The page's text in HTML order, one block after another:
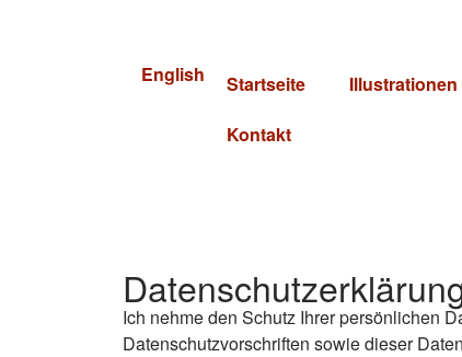
English Startseite Illustrationen
Kontakt
Ich nehme den Schutz Ihrer persönlichen
Datenschutzvorschriften sowie dieser